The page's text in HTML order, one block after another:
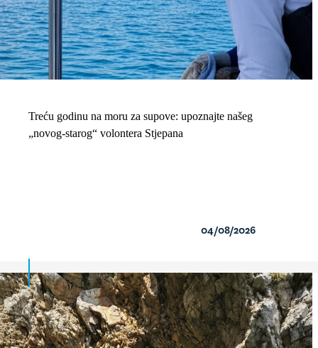
Treću godinu na moru za supove: upoznajte našeg
„novog-starog“ volontera Stjepana
04/08/2026